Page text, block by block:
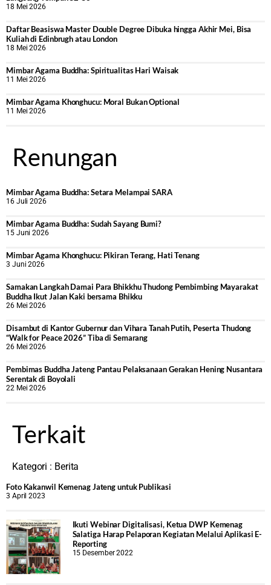
18 Mei 2026
Daftar Beasiswa Master Double Degree Dibuka hingga Akhir Mei, Bisa
Kuliah di Edinbrugh atau London
18 Mei 2026
Mimbar Agama Buddha: Spiritualitas Hari Waisak
11 Mei 2026
Mimbar Agama Khonghucu: Moral Bukan Optional
11 Mei 2026
Renungan
Mimbar Agama Buddha: Setara Melampai SARA
16 Juli 2026
Mimbar Agama Buddha: Sudah Sayang Bumi?
15 Juni 2026
Mimbar Agama Khonghucu: Pikiran Terang, Hati Tenang
3 Juni 2026
Samakan Langkah Damai Para Bhikkhu Thudong Pembimbing Mayarakat
Buddha Ikut Jalan Kaki bersama Bhikku
26 Mei 2026
Disambut di Kantor Gubernur dan Vihara Tanah Putih, Peserta Thudong
“Walk for Peace 2026” Tiba di Semarang
26 Mei 2026
‎Pembimas Buddha Jateng Pantau Pelaksanaan Gerakan Hening Nusantara
Serentak di Boyolali
22 Mei 2026
Terkait
Kategori : Berita
Foto Kakanwil Kemenag Jateng untuk Publikasi
3 April 2023
Ikuti Webinar Digitalisasi, Ketua DWP Kemenag
Salatiga Harap Pelaporan Kegiatan Melalui Aplikasi E-
Reporting
15 Desember 2022